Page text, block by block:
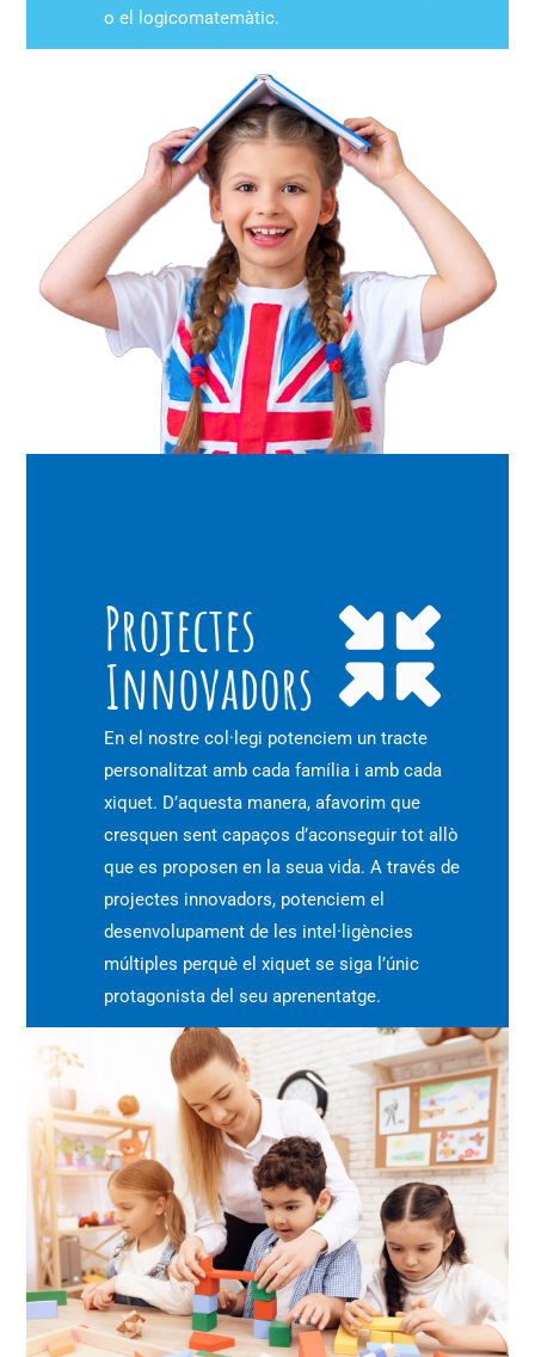
o el logicomatemàtic.
En el nostre col·legi potenciem un tracte
personalitzat amb cada família i amb cada
xiquet. D’aquesta manera, afavorim que
cresquen sent capaços d’aconseguir tot allò
que es proposen en la seua vida. A través de
projectes innovadors, potenciem el
desenvolupament de les intel·ligències
múltiples perquè el xiquet se siga l’únic
protagonista del seu aprenentatge.
Innovadors
Projectes